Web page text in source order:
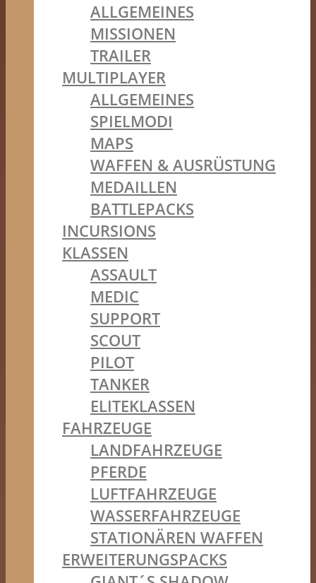
ALLGEMEINES
MISSIONEN
TRAILER
MULTIPLAYER
ALLGEMEINES
SPIELMODI
MAPS
WAFFEN & AUSRÜSTUNG
MEDAILLEN
BATTLEPACKS
INCURSIONS
KLASSEN
ASSAULT
MEDIC
SUPPORT
SCOUT
PILOT
TANKER
ELITEKLASSEN
FAHRZEUGE
LANDFAHRZEUGE
PFERDE
LUFTFAHRZEUGE
WASSERFAHRZEUGE
STATIONÄREN WAFFEN
ERWEITERUNGSPACKS